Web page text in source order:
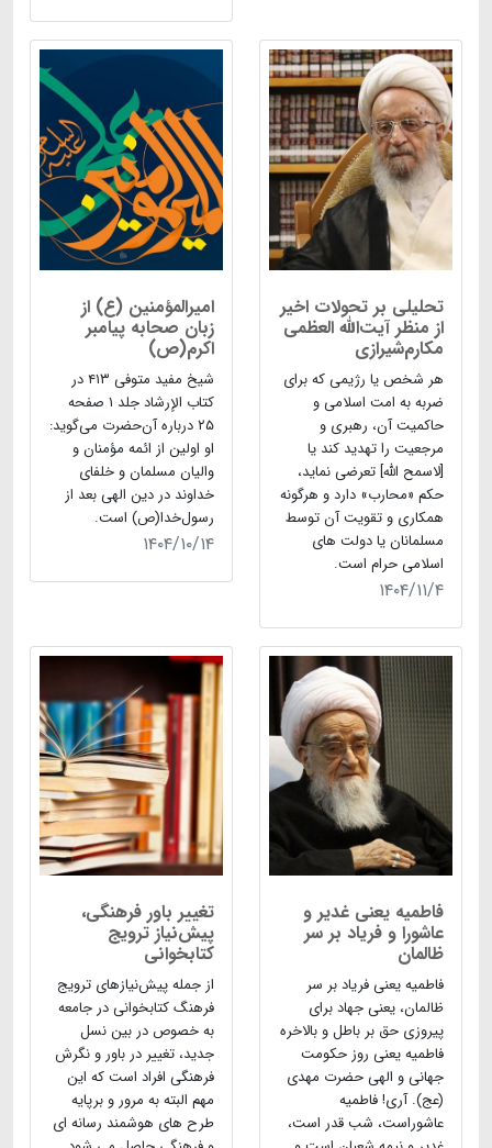
تحلیلی بر تحولات اخیر
از منظر آیت‌الله العظمی
مکارم‌شیرازی
هر شخص یا رژیمی که برای
ضربه به امت اسلامی و
حاکمیت آن، رهبری و
مرجعیت را تهدید کند یا
[لاسمح الله] تعرضی نماید،
حکم «محارب» دارد و هرگونه
همکاری و تقویت آن توسط
مسلمانان یا دولت های
اسلامی حرام است.
۱۴۰۴/۱۱/۴
امیرالمؤمنین (ع) از
زبان صحابه پیامبر
اکرم(ص)
شیخ مفید متوفی ۴۱۳ در
کتاب الإرشاد جلد ۱ صفحه
۲۵ درباره آن‌حضرت می‌گوید:
او اولین از ائمه مؤمنان و
والیان مسلمان و خلفای
خداوند در دین الهی بعد از
رسول‌خدا(ص) است.
۱۴۰۴/۱۰/۱۴
فاطمیه یعنی غدیر و
عاشورا و فریاد بر سر
ظالمان
فاطمیه یعنی فریاد بر سر
ظالمان، یعنی جهاد برای
پیروزی حق بر باطل و بالاخره
فاطمیه یعنی روز حکومت
جهانی و الهی حضرت مهدی
(عج). آری! فاطمیه
عاشوراست، شب قدر است،
تغییر باور فرهنگی،
پیش‌نیاز ترویج
کتابخوانی
از جمله پیش‌نیازهای ترویج
فرهنگ کتابخوانی در جامعه
به خصوص در بین نسل
جدید، تغییر در باور و نگرش
فرهنگی افراد است که این
مهم البته به مرور و برپایه
طرح های هوشمند رسانه ای